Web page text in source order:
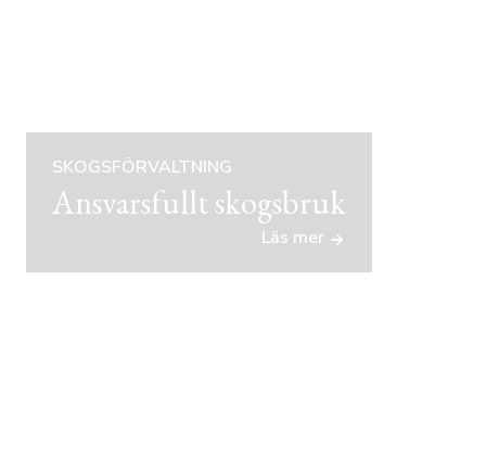
SKOGSFÖRVALTNING
Ansvarsfullt skogsbruk
Läs mer